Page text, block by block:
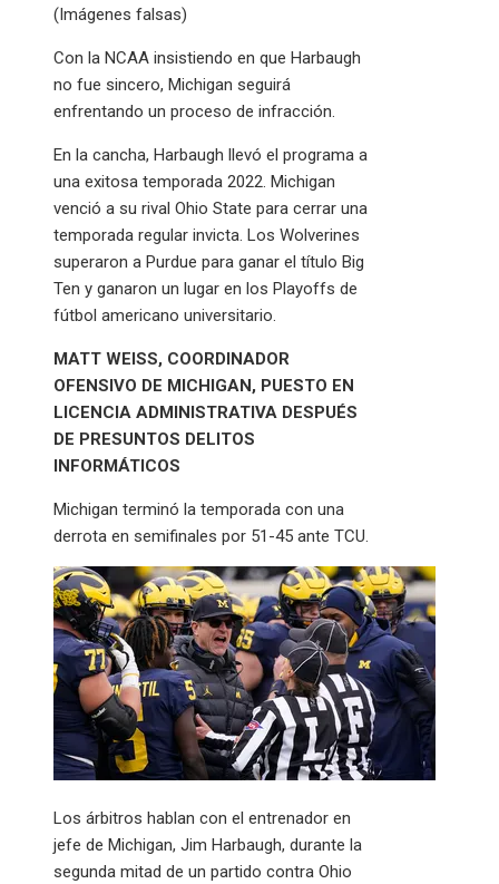
(Imágenes falsas)
Con la NCAA insistiendo en que Harbaugh
no fue sincero, Michigan seguirá
enfrentando un proceso de infracción.
En la cancha, Harbaugh llevó el programa a
una exitosa temporada 2022. Michigan
venció a su rival Ohio State para cerrar una
temporada regular invicta. Los Wolverines
superaron a Purdue para ganar el título Big
Ten y ganaron un lugar en los Playoffs de
fútbol americano universitario.
MATT WEISS, COORDINADOR
OFENSIVO DE MICHIGAN, PUESTO EN
LICENCIA ADMINISTRATIVA DESPUÉS
DE PRESUNTOS DELITOS
INFORMÁTICOS
Michigan terminó la temporada con una
derrota en semifinales por 51-45 ante TCU.
Los árbitros hablan con el entrenador en
jefe de Michigan, Jim Harbaugh, durante la
segunda mitad de un partido contra Ohio